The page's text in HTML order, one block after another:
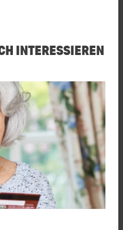
INTERESSIEREN